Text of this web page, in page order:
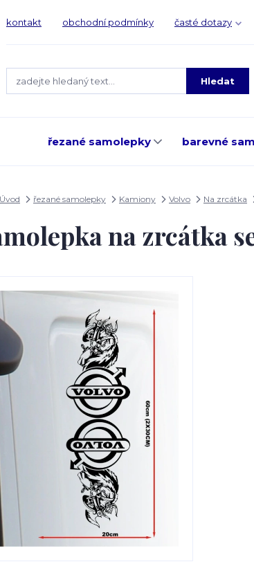
kontakt obchodní podmínky časté dotazy
Hledat
řezané samolepky barevné
Úvod řezané samolepky Kamiony Volvo Na zrcátka
na zrcátka